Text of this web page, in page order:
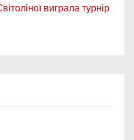
виграла турнір